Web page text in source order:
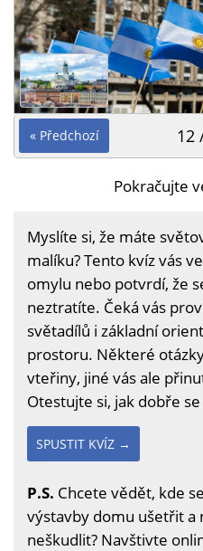
« Předchozí 12
Pokračujte
Myslíte si, že máte
malíku? Tento kvíz vás
omylu nebo potvrdí, že
neztratíte. Čeká vás
světadílů i základní
prostoru. Některé
vteřiny, jiné vás ale
Otestujte si, jak dobře
SPUSTIT KVÍZ →
P.S. Chcete vědět, kde
výstavby domu ušetřit a
neškudlit? Navštivte